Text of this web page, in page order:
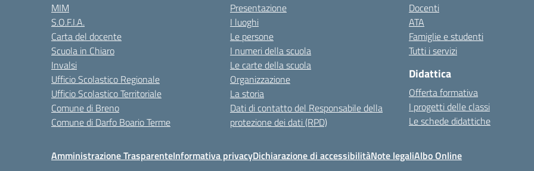
MIM
S.O.F.I.A.
Carta del docente
Scuola in Chiaro
Invalsi
Ufficio Scolastico Regionale
Ufficio Scolastico Territoriale
Comune di Breno
Comune di Darfo Boario Terme
Presentazione
I luoghi
Le persone
I numeri della scuola
Le carte della scuola
Organizzazione
La storia
Dati di contatto del Responsabile della
protezione dei dati (RPD)
Docenti
ATA
Famiglie e studenti
Tutti i servizi
Didattica
Offerta formativa
I progetti delle classi
Le schede didattiche
Amministrazione TrasparenteInformativa privacyDichiarazione di accessibilitàNote legaliAlbo Online